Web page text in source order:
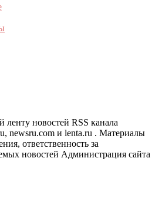
ленту новостей RSS канала
newsru.com и lenta.ru . Материалы
ответственность за
новостей Администрация сайта